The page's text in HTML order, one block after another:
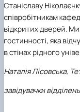
Станіславу
співробітникам
відкритих дверей.
гостинності, яка
в стінах рідного
Наталія Лісовська,
завідувачки відділень